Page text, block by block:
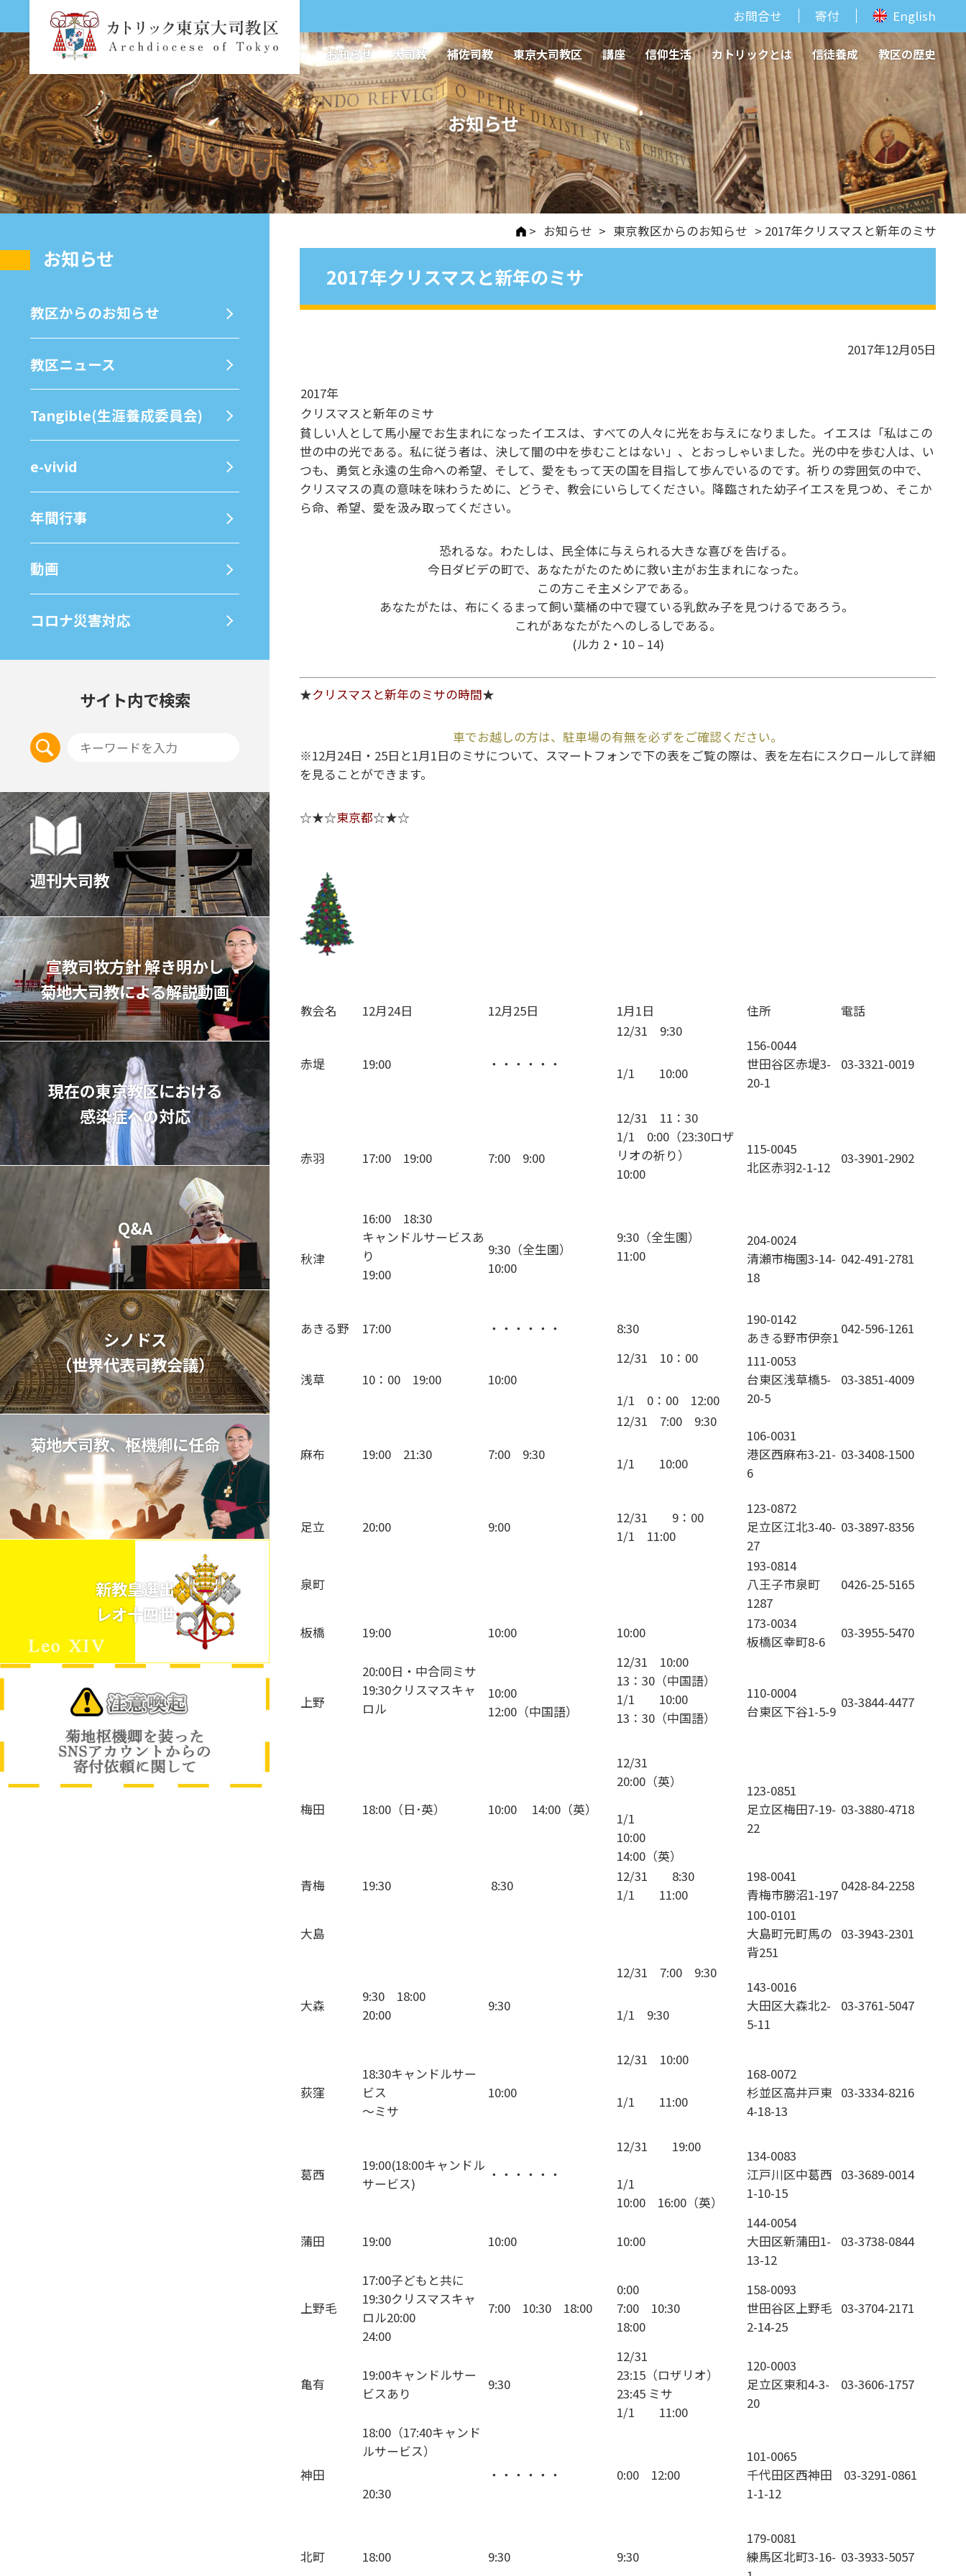
お問合せ 寄付 English
お知らせ 大司教 補佐司教 東京大司教区 講座 信仰生活 カトリックとは 信徒養成 教区の歴史
お知らせ
> お知らせ > 東京教区からのお知らせ > 2017年クリスマスと新年のミサ
2017年クリスマスと新年のミサ
2017年12月05日
2017年
クリスマスと新年のミサ
貧しい人として馬小屋でお生まれになったイエスは、すべての人々に光をお与えになりました。イエスは「私はこの
世の中の光である。私に従う者は、決して闇の中を歩むことはない」、とおっしゃいました。光の中を歩む人は、い
つも、勇気と永遠の生命への希望、そして、愛をもって天の国を目指して歩んでいるのです。祈りの雰囲気の中で、
クリスマスの真の意味を味わうために、どうぞ、教会にいらしてください。降臨された幼子イエスを見つめ、そこか
ら命、希望、愛を汲み取ってください。
恐れるな。わたしは、民全体に与えられる大きな喜びを告げる。
今日ダビデの町で、あなたがたのために救い主がお生まれになった。
この方こそ主メシアである。
あなたがたは、布にくるまって飼い葉桶の中で寝ている乳飲み子を見つけるであろう。
これがあなたがたへのしるしである。
(ルカ 2・10 – 14)
★クリスマスと新年のミサの時間★
車でお越しの方は、駐車場の有無を必ずをご確認ください。
※12月24日・25日と1月1日のミサについて、スマートフォンで下の表をご覧の際は、表を左右にスクロールして詳細
を見ることができます。
☆★☆東京都☆★☆
教会名 12月24日 12月25日 1月1日 住所 電話
赤堤 19:00 ・・・・・・
12/31 9:30
1/1 10:00
156-0044
世田谷区赤堤3-
20-1
03-3321-0019
赤羽 17:00 19:00 7:00 9:00
12/31 11：30
1/1 0:00（23:30ロザ
リオの祈り）
10:00
115-0045
北区赤羽2-1-12
03-3901-2902
秋津
16:00 18:30
キャンドルサービスあ
り
19:00
9:30（全生園）
10:00
9:30（全生園）
11:00
204-0024
清瀬市梅園3-14-
18
042-491-2781
あきる野 17:00 ・・・・・・ 8:30
190-0142
あきる野市伊奈1
042-596-1261
浅草 10：00 19:00 10:00
12/31 10：00
1/1 0：00 12:00
111-0053
台東区浅草橋5-
20-5
03-3851-4009
麻布 19:00 21:30 7:00 9:30
12/31 7:00 9:30
1/1 10:00
106-0031
港区西麻布3-21-
6
03-3408-1500
足立 20:00 9:00
12/31 9：00
1/1 11:00
123-0872
足立区江北3-40-
27
03-3897-8356
泉町
193-0814
八王子市泉町
1287
0426-25-5165
板橋 19:00 10:00 10:00
173-0034
板橋区幸町8-6
03-3955-5470
上野
20:00日・中合同ミサ
19:30クリスマスキャ
ロル
10:00
12:00（中国語）
12/31 10:00
13：30（中国語）
1/1 10:00
13：30（中国語）
110-0004
台東区下谷1-5-9
03-3844-4477
梅田 18:00（日･英） 10:00 14:00（英）
12/31
20:00（英）
1/1
10:00
14:00（英）
123-0851
足立区梅田7-19-
22
03-3880-4718
青梅 19:30 8:30
12/31 8:30
1/1 11:00
198-0041
青梅市勝沼1-197
0428-84-2258
大島
100-0101
大島町元町馬の
背251
03-3943-2301
大森
9:30 18:00
20:00
9:30
12/31 7:00 9:30
1/1 9:30
143-0016
大田区大森北2-
5-11
03-3761-5047
荻窪
18:30キャンドルサー
ビス
～ミサ
10:00
12/31 10:00
1/1 11:00
168-0072
杉並区高井戸東
4-18-13
03-3334-8216
葛西
19:00(18:00キャンドル
サービス)
・・・・・・
12/31 19:00
1/1
10:00 16:00（英）
134-0083
江戸川区中葛西
1-10-15
03-3689-0014
蒲田 19:00 10:00 10:00
144-0054
大田区新蒲田1-
13-12
03-3738-0844
上野毛
17:00子どもと共に
19:30クリスマスキャ
ロル20:00
24:00
7:00 10:30 18:00
0:00
7:00 10:30
18:00
158-0093
世田谷区上野毛
2-14-25
03-3704-2171
亀有
19:00キャンドルサー
ビスあり
9:30
12/31
23:15（ロザリオ）
23:45 ミサ
1/1 11:00
120-0003
足立区東和4-3-
20
03-3606-1757
神田
18:00（17:40キャンド
ルサービス）
20:30
・・・・・・ 0:00 12:00
101-0065
千代田区西神田
1-1-12
03-3291-0861
北町 18:00 9:30 9:30
179-0081
練馬区北町3-16- 03-3933-5057
お知らせ
教区からのお知らせ
教区ニュース
Tangible(生涯養成委員会)
e-vivid
年間⾏事
動画
コロナ災害対応
サイト内で検索
週刊大司教
宣教司牧⽅針 解き明かし
菊地⼤司教による解説動画
現在の東京教区における
感染症への対応
Q&A
シノドス
（世界代表司教会議）
菊地大司教、枢機卿に任命
新教皇選出
レオ十四世